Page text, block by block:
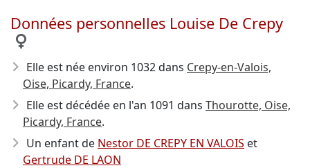
Données personnelles Louise De Crepy
Elle est née environ 1032dans Crepy-en-Valois,
Oise, Picardy, France.
Elle est décédée en l'an 1091 dans Thourotte, Oise,
Picardy, France.
Un enfant de Nestor DE CREPY EN VALOIS et
Gertrude DE LAON